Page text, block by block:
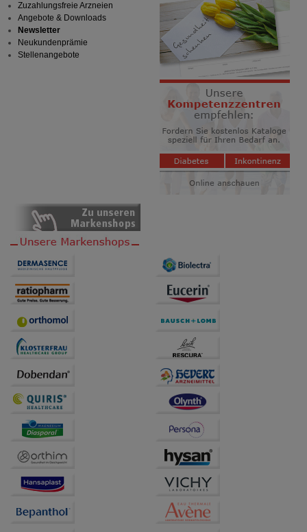
Zuzahlungsfreie Arzneien
Angebote & Downloads
Newsletter
Neukundenprämie
Stellenangebote